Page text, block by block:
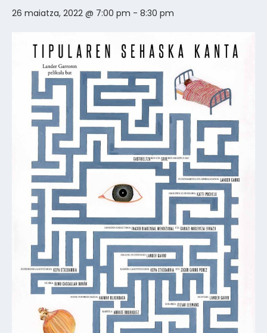
26 maiatza, 2022 @ 7:00 pm - 8:30 pm